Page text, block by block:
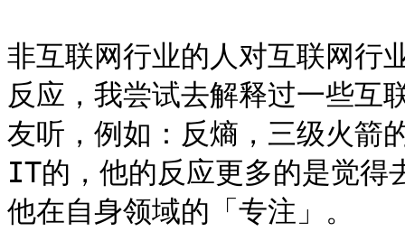
非互联网行业的人对互联网行
反应，我尝试去解释过一些互
友听，例如：反熵，三级火箭
IT的，他的反应更多的是觉得
他在自身领域的「专注」。